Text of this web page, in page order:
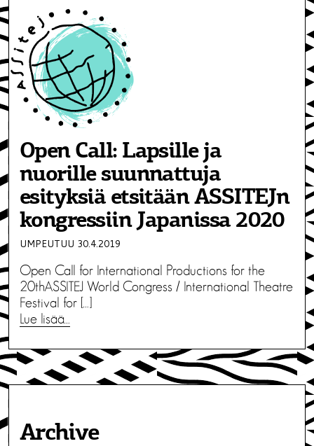
Open Call: Lapsille ja
nuorille suunnattuja
esityksiä etsitään ASSITEJn
kongressiin Japanissa 2020
UMPEUTUU 30.4.2019
Open Call for International Productions for the
20thASSITEJ World Congress / International Theatre
Festival for […]
Lue lisää…
Archive